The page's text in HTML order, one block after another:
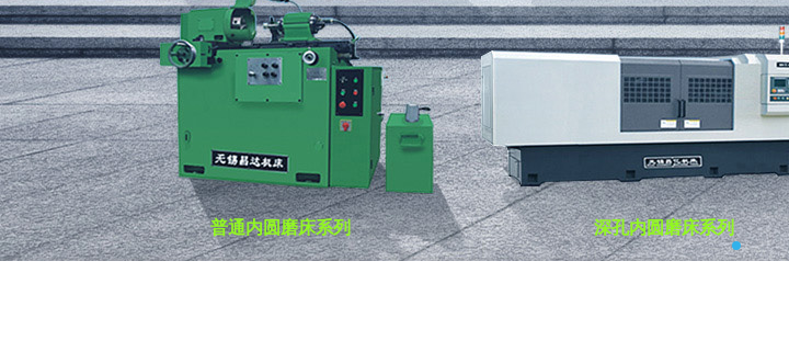
普通内圆磨床系列 深孔内圆磨床系列
普通内圆磨床系列 深孔内圆磨床系列
普通内圆磨床系列 深孔内圆磨床系列